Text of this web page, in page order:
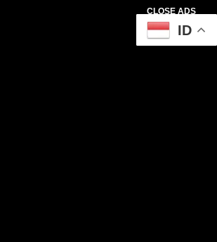
CLOSE ADS
ID